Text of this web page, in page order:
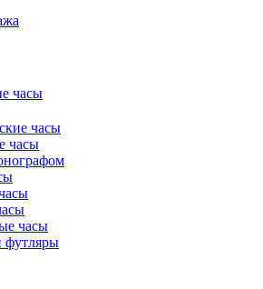
часы
часы
часы
часы
футляры